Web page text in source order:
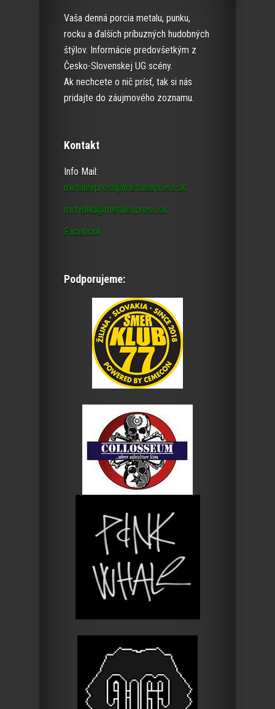
Vaša denná porcia metalu, punku,
rocku a ďalších príbuzných hudobných
štýlov. Informácie predovšetkým z
Česko-Slovenskej UG scény.
Ak nechcete o nič prísť, tak si nás
pridajte do záujmového zoznamu.
Kontakt
Info Mail:
metalexpress@metalexpress.sk
mrtvolka@metalexpress.sk
Facebook
Podporujeme: